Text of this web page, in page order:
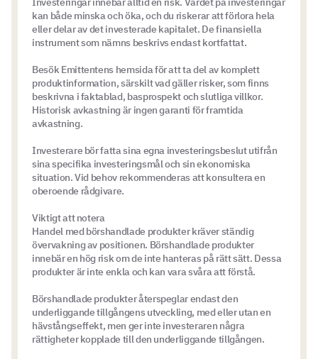
kan både minska och öka, och du riskerar att förlora hela
eller delar av det investerade kapitalet. De finansiella
instrument som nämns beskrivs endast kortfattat.
Besök Emittentens hemsida för att ta del av komplett
produktinformation, särskilt vad gäller risker, som finns
beskrivna i faktablad, basprospekt och slutliga villkor.
Historisk avkastning är ingen garanti för framtida
avkastning.
Investerare bör fatta sina egna investeringsbeslut utifrån
sina specifika investeringsmål och sin ekonomiska
situation. Vid behov rekommenderas att konsultera en
oberoende rådgivare.
Viktigt att notera
Handel med börshandlade produkter kräver ständig
övervakning av positionen. Börshandlade produkter
innebär en hög risk om de inte hanteras på rätt sätt. Dessa
produkter är inte enkla och kan vara svåra att förstå.
Börshandlade produkter återspeglar endast den
underliggande tillgångens utveckling, med eller utan en
hävstångseffekt, men ger inte investeraren några
rättigheter kopplade till den underliggande tillgången.